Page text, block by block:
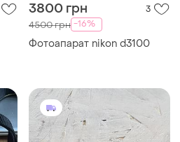
3800 грн 3
4500 грн -16%
Фотоапарат nikon d3100